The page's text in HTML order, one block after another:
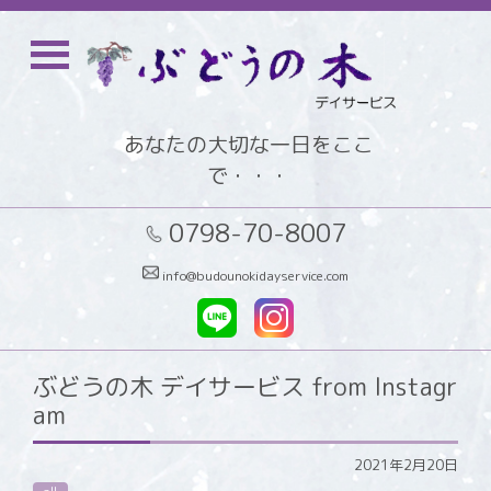
あなたの大切な一日をここ
で・・・
0798-70-8007
info@budounokidayservice.com
ぶどうの木 デイサービス from Instagr
am
2021年2月20日